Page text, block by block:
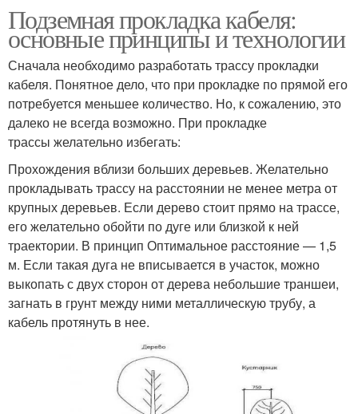
Подземная прокладка кабеля:
основные принципы и технологии
Сначала необходимо разработать трассу прокладки
кабеля. Понятное дело, что при прокладке по прямой его
потребуется меньшее количество. Но, к сожалению, это
далеко не всегда возможно. При прокладке
трассы желательно избегать:
Прохождения вблизи больших деревьев. Желательно
прокладывать трассу на расстоянии не менее метра от
крупных деревьев. Если дерево стоит прямо на трассе,
его желательно обойти по дуге или близкой к ней
траектории. В принцип Оптимальное расстояние — 1,5
м. Если такая дуга не вписывается в участок, можно
выкопать с двух сторон от дерева небольшие траншеи,
загнать в грунт между ними металлическую трубу, а
кабель протянуть в нее.